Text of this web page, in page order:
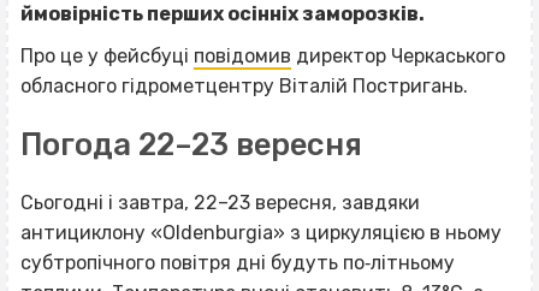
ймовірність перших осінніх заморозків.
Про це у фейсбуці повідомив директор Черкаського
обласного гідрометцентру Віталій Постригань.
Погода 22–23 вересня
Сьогодні і завтра, 22–23 вересня, завдяки
антициклону «Oldenburgia» з циркуляцією в ньому
субтропічного повітря дні будуть по‐літньому